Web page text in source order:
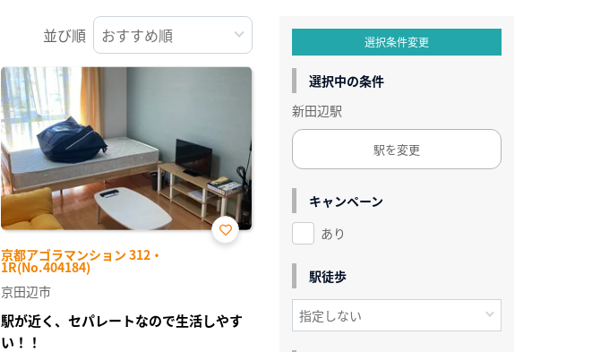
並び順
京都アゴラマンション 312・
1R(No.404184)
お気
京田辺市
駅が近く、セパレートなので生活しやす
い！！
選択条件変更
選択中の条件
新田辺駅
駅を変更
キャンペーン
あり
駅徒歩